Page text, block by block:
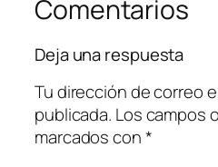
Comentarios
Deja una respuesta
Tu dirección de correo
publicada. Los campos
marcados con*